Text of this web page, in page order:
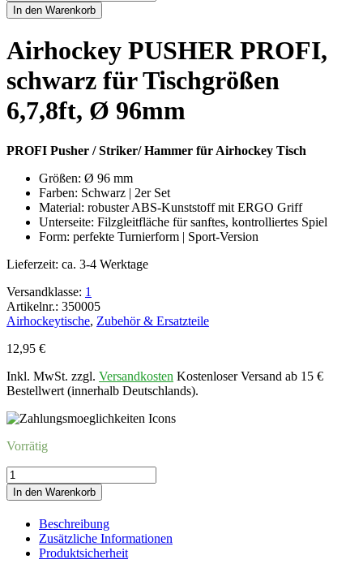
PUSHER
PROFI,
für
Tischgrößen
6,7,8ft,
Ø
96mm
Menge
In den Warenkorb
Airhockey PUSHER PROFI,
schwarz für Tischgrößen
6,7,8ft, Ø 96mm
PROFI Pusher / Striker/ Hammer für Airhockey Tisch
Größen: Ø 96 mm
Farben: Schwarz | 2er Set
Material: robuster ABS-Kunststoff mit ERGO Griff
Unterseite: Filzgleitfläche für sanftes, kontrolliertes Spiel
Form: perfekte Turnierform | Sport-Version
Lieferzeit: ca. 3-4 Werktage
Versandklasse: 1
Artikelnr.: 350005
Airhockeytische, Zubehör & Ersatzteile
12,95 €
Inkl. MwSt. zzgl. Versandkosten Kostenloser Versand ab 15 €
Bestellwert (innerhalb Deutschlands).
Vorrätig
Airhockey
PUSHER
PROFI,
schwarz
Tischgrößen
6,7,8ft,
In den Warenkorb
Beschreibung
Zusätzliche Informationen
Produktsicherheit